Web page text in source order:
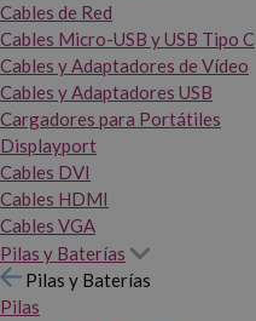
Cables de Red
Cables Micro-USB y USB Tipo C
Cables y Adaptadores de Vídeo
Cables y Adaptadores USB
Cargadores para Portátiles
Displayport
Cables DVI
Cables HDMI
Cables VGA
Pilas y Baterías
Pilas y Baterías
Pilas